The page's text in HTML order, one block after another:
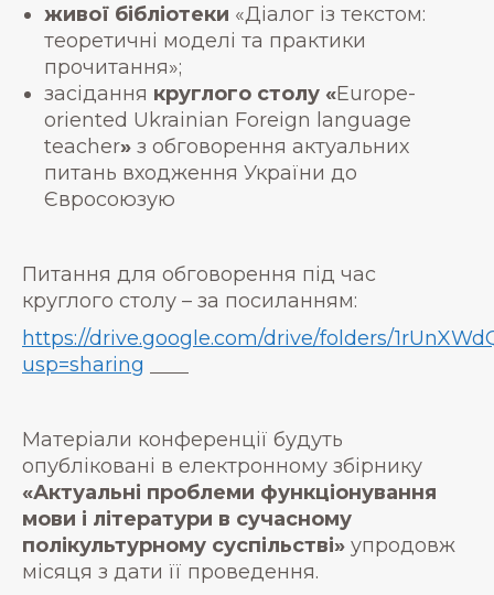
живої бібліотеки «Діалог із текстом:
теоретичні моделі та практики
прочитання»;
засідання круглого столу «Europe-
oriented Ukrainian Foreign language
teacher» з обговорення актуальних
питань входження України до
Євросоюзую
Питання для обговорення під час
круглого столу – за посиланням:
https://drive.google.com/drive/folders/
usp=sharing
Матеріали конференції будуть
опубліковані в електронному збірнику
«Актуальні проблеми функціонування
мови і літератури в сучасному
полікультурному суспільстві» упродовж
місяця з дати її проведення.